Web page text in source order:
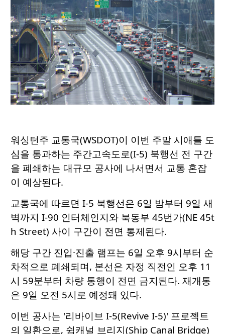
워싱턴주 교통국(WSDOT)이 이번 주말 시애틀 도
심을 통과하는 주간고속도로(I-5) 북행선 전 구간
을 폐쇄하는 대규모 공사에 나서면서 교통 혼잡
이 예상된다.
교통국에 따르면 I-5 북행선은 6일 밤부터 9일 새
벽까지 I-90 인터체인지와 북동부 45번가(NE 45t
h Street) 사이 구간이 전면 통제된다.
해당 구간 진입·진출 램프는 6일 오후 9시부터 순
차적으로 폐쇄되며, 본선은 자정 직전인 오후 11
시 59분부터 차량 통행이 전면 금지된다. 재개통
은 9일 오전 5시로 예정돼 있다.
이번 공사는 '리바이브 I-5(Revive I-5)' 프로젝트
의 일환으로, 쉽캐널 브리지(Ship Canal Bridge)